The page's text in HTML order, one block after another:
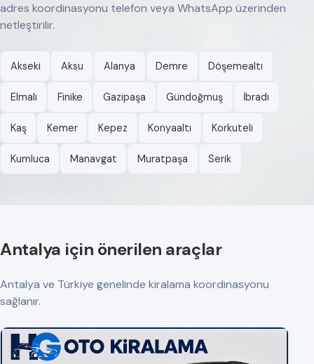
adres koordinasyonu telefon veya WhatsApp üzerinden
netleştirilir.
Akseki Aksu Alanya Demre Döşemealtı
Elmalı Finike Gazipaşa Gündoğmuş İbradı
Kaş Kemer Kepez Konyaaltı Korkuteli
Kumluca Manavgat Muratpaşa Serik
Antalya için önerilen araçlar
Antalya ve Türkiye genelinde kiralama koordinasyonu
sağlanır.